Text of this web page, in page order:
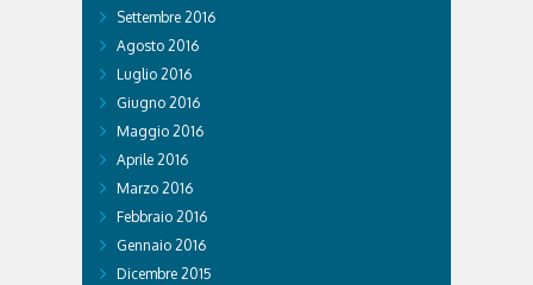
Settembre 2016
Agosto 2016
Luglio 2016
Giugno 2016
Maggio 2016
Aprile 2016
Marzo 2016
Febbraio 2016
Gennaio 2016
Dicembre 2015